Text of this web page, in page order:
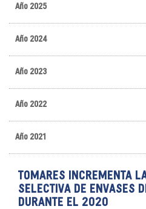
Año 2025
Año 2024
Año 2023
Año 2022
Año 2021
TOMARES INCREMENTA
SELECTIVA DE ENVASES
DURANTE EL 2020